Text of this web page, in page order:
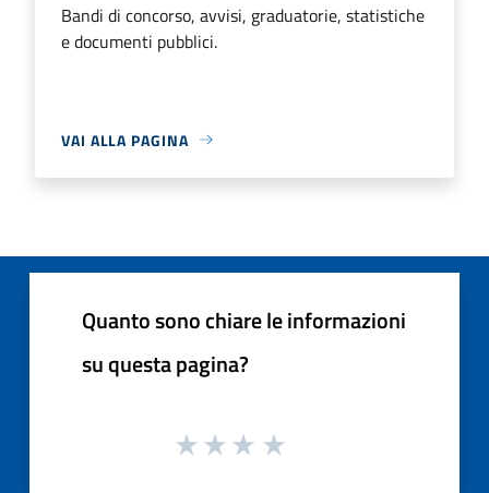
Bandi di concorso, avvisi, graduatorie, statistiche
e documenti pubblici.
VAI ALLA PAGINA
Quanto sono chiare le informazioni
su questa pagina?